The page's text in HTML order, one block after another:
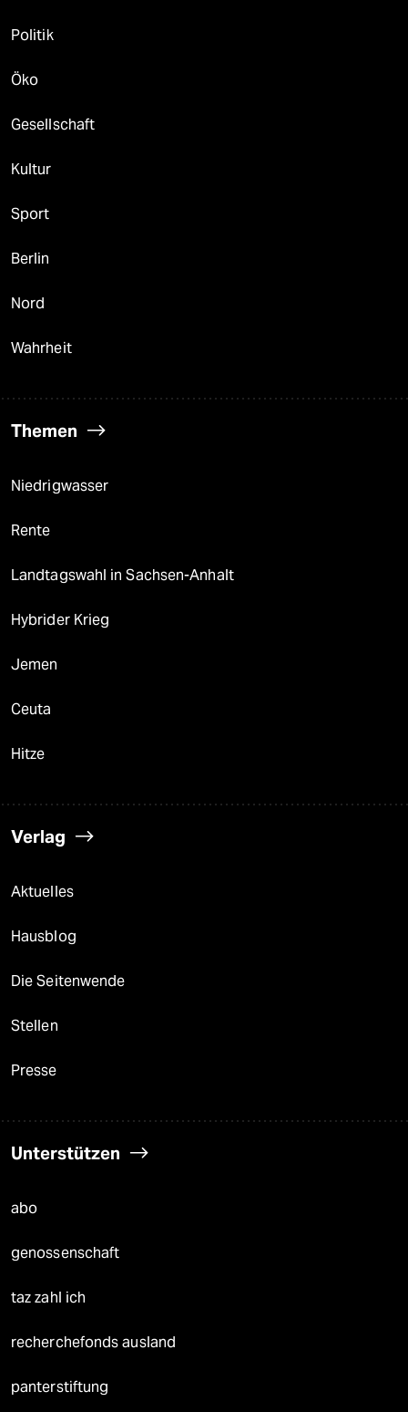
Politik
Öko
Gesellschaft
Kultur
Sport
Berlin
Nord
Wahrheit
Themen
Niedrigwasser
Rente
Landtagswahl in Sachsen-Anhalt
Hybrider Krieg
Jemen
Ceuta
Hitze
Verlag
Aktuelles
Hausblog
Die Seitenwende
Stellen
Presse
Unterstützen
abo
genossenschaft
taz zahl ich
recherchefonds ausland
panterstiftung